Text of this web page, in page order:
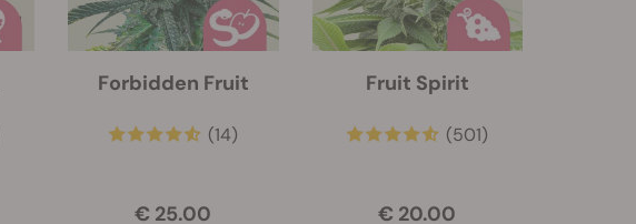
Forbidden Fruit
(14)
€ 25.00
Fruit Spirit
(501)
€ 20.00